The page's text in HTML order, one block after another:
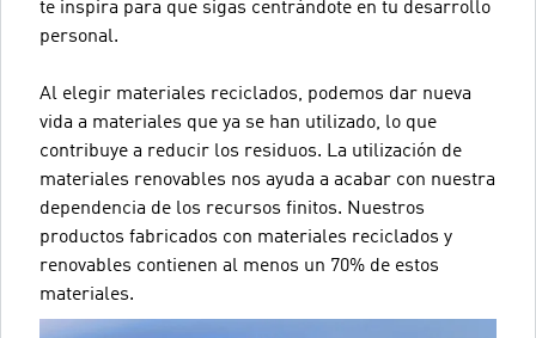
te inspira para que sigas centrándote en tu desarrollo
personal.
Al elegir materiales reciclados, podemos dar nueva
vida a materiales que ya se han utilizado, lo que
contribuye a reducir los residuos. La utilización de
materiales renovables nos ayuda a acabar con nuestra
dependencia de los recursos finitos. Nuestros
productos fabricados con materiales reciclados y
renovables contienen al menos un 70% de estos
materiales.